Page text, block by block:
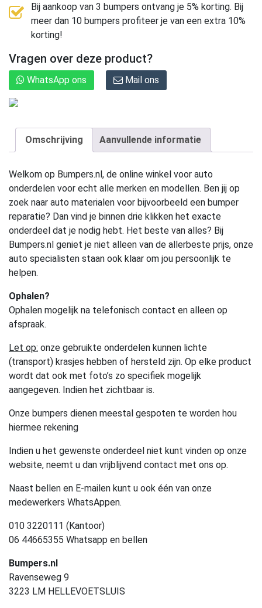
Bij aankoop van 3 bumpers ontvang je 5% korting. Bij
meer dan 10 bumpers profiteer je van een extra 10%
korting!
Vragen over deze product?
WhatsApp ons Mail ons
Omschrijving Aanvullende informatie
Welkom op Bumpers.nl, de online winkel voor auto
onderdelen voor echt alle merken en modellen. Ben jij op
zoek naar auto materialen voor bijvoorbeeld een bumper
reparatie? Dan vind je binnen drie klikken het exacte
onderdeel dat je nodig hebt. Het beste van alles? Bij
Bumpers.nl geniet je niet alleen van de allerbeste prijs, onze
auto specialisten staan ook klaar om jou persoonlijk te
helpen.
Ophalen?
Ophalen mogelijk na telefonisch contact en alleen op
afspraak.
Let op: onze gebruikte onderdelen kunnen lichte
(transport) krasjes hebben of hersteld zijn. Op elke product
wordt dat ook met foto’s zo specifiek mogelijk
aangegeven. Indien het zichtbaar is.
Onze bumpers dienen meestal gespoten te worden hou
hiermee rekening
Indien u het gewenste onderdeel niet kunt vinden op onze
website, neemt u dan vrijblijvend contact met ons op.
Naast bellen en E-mailen kunt u ook één van onze
medewerkers WhatsAppen.
010 3220111 (Kantoor)
06 44665355 Whatsapp en bellen
Bumpers.nl
Ravenseweg 9
3223 LM HELLEVOETSLUIS